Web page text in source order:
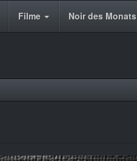
Filme Noir des Monats